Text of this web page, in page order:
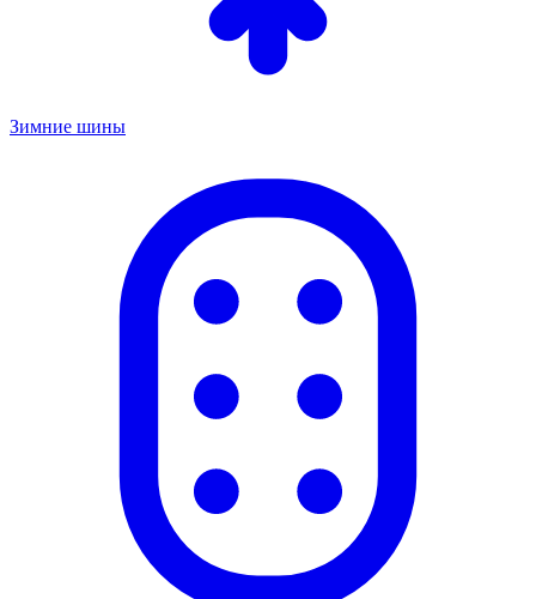
Зимние шины